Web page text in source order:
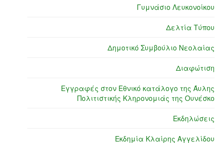
Γυμνάσιο Λευκονοίκου
Δελτία Τύπου
Δημοτικό Συμβούλιο Νεολαίας
Διαφώτιση
Εγγραφές στον Εθνικό κατάλογο της Άυλης
Πολιτιστικής Κληρονομιάς της Ουνέσκο
Εκδηλώσεις
Εκδημία Κλαίρης Αγγελίδου